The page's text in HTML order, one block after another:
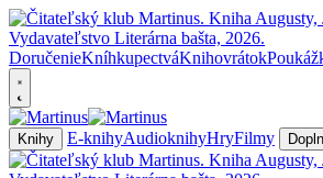
DoručenieKníhkupectváKnihovrátok
Knihy E-knihyAudioknihyHryFilmy